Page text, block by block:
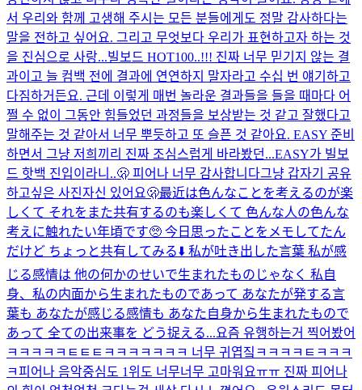
서 우리와 함께 고생해 주시는 모든 분들에게도 정말 감사하다는
말을 전하고 싶어요. 그리고 무엇보다 우리가 표현하고자 하는 것
을 진심으로 사랑...빌보드 HOT100..!!! 진짜 너무 믿기지 않는 결
과이고 늘 컴백 전에 결과에 연연하지 말자라고 수십 번 얘기하고
다짐하거든요. 근데 이렇게 매번 놀라운 결과들을 들을 때마다 어
쩔 수 없이 그동안 힘들었던 과정들을 보상받는 것 같고 잘했다고
말해주는 것 같아서 너무 뿌듯하고 또 슬픈 것 같아요. EASY 준비
하면서 그냥 저희끼리 진짜 조심스럽게 바라봤던...EASY가 빌보
드 핫백 진입이라니..🫢 피어나 너무 감사합니다그냥 갑자기 공유
하고싶은 사진자신 있어요🫢最近は色んなことを考えるのが楽
しくて それをまた共有するのも楽しくて 色んな人の色んな
考えに触れたい年頃です🥺 今日思ったことをメモしてたん
だけど ちょっと共有してみる⬇️ 私が吐き出した言葉 私が感
じる感情は 他の何かのせいで生まれたものじゃなく 私自
身、私の内面から生まれたものであって あなたが発する言
葉も あなたが感じる感情も あなた自身から生まれたもので
あって 全ての出来事を どう捉える...요즘 유행하는거 찍어봤어
ㅋㅋㅋㅋㅋㅌㅌㅌㅋㅋㅋㅋㅋㅋㅋ 너무 귀엽짘ㅋㅋㅋㅋㅌㅋㅋㅋ
ㅋ피어나 음악중심도 1위도 너무너무 고마워요ㅠㅠ 진짜 피어나